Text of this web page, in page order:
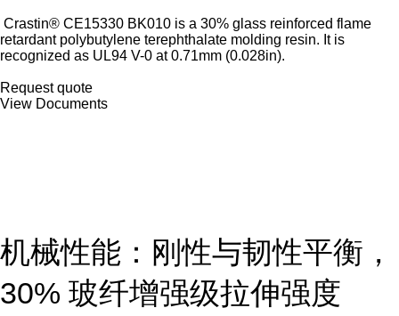
Crastin® CE15330 BK010 is a 30% glass reinforced flame
retardant polybutylene terephthalate molding resin. It is
recognized as UL94 V-0 at 0.71mm (0.028in).
Request quote
View Documents
机械性能 ：刚性与韧性平衡，
30% 玻纤增强级拉伸强度